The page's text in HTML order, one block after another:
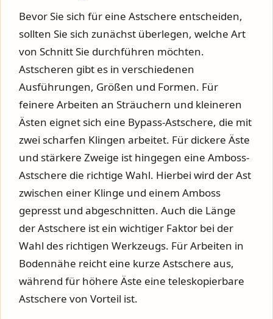
Bevor Sie sich für eine Astschere entscheiden,
sollten Sie sich zunächst überlegen, welche Art
von Schnitt Sie durchführen möchten.
Astscheren gibt es in verschiedenen
Ausführungen, Größen und Formen. Für
feinere Arbeiten an Sträuchern und kleineren
Ästen eignet sich eine Bypass-Astschere, die mit
zwei scharfen Klingen arbeitet. Für dickere Äste
und stärkere Zweige ist hingegen eine Amboss-
Astschere die richtige Wahl. Hierbei wird der Ast
zwischen einer Klinge und einem Amboss
gepresst und abgeschnitten. Auch die Länge
der Astschere ist ein wichtiger Faktor bei der
Wahl des richtigen Werkzeugs. Für Arbeiten in
Bodennähe reicht eine kurze Astschere aus,
während für höhere Äste eine teleskopierbare
Astschere von Vorteil ist.